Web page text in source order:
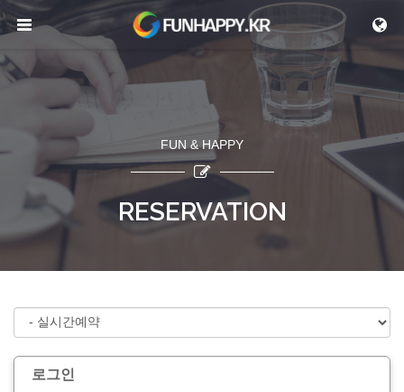
FUN & HAPPY
RESERVATION
로그인